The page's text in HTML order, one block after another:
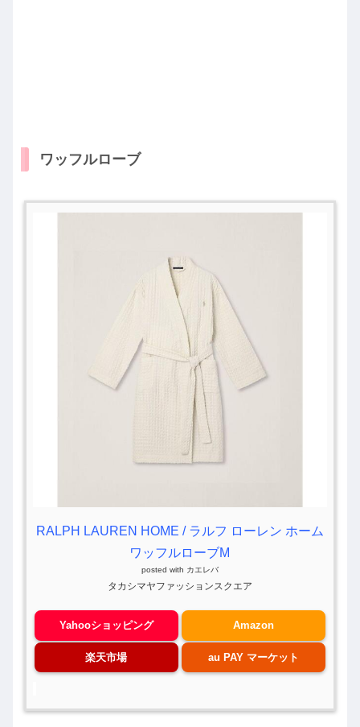
ワッフルローブ
RALPH LAUREN HOME / ラルフ ローレン ホーム
ワッフルローブM
posted with カエレバ
タカシマヤファッションスクエア
Yahooショッピング Amazon
楽天市場 au PAY マーケット